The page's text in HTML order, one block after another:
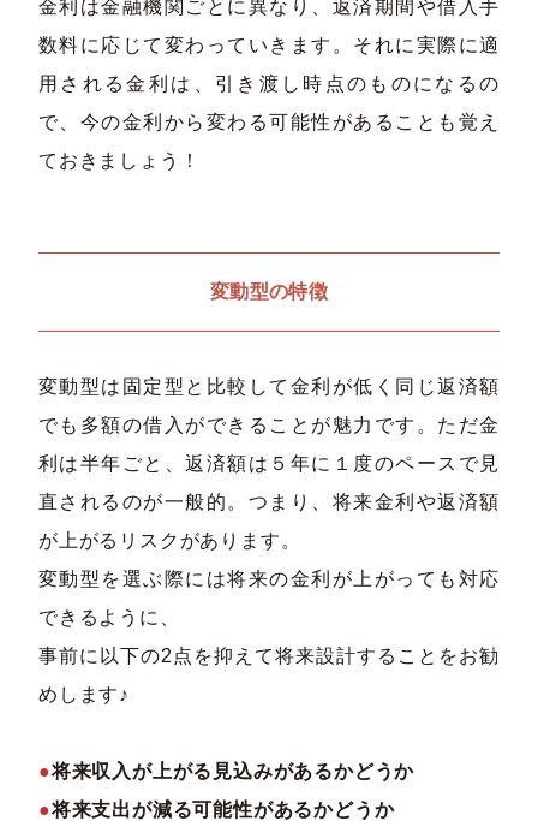
金利は金融機関ごとに異なり、返済期間や借入手
数料に応じて変わっていきます。それに実際に適
用される金利は、引き渡し時点のものになるの
で、今の金利から変わる可能性があることも覚え
ておきましょう！
変動型の特徴
変動型は固定型と比較して金利が低く同じ返済額
でも多額の借入ができることが魅力です。ただ金
利は半年ごと、返済額は５年に１度のペースで見
直されるのが一般的。つまり、将来金利や返済額
が上がるリスクがあります。
変動型を選ぶ際には将来の金利が上がっても対応
できるように、
事前に以下の2点を抑えて将来設計することをお勧
めします♪
●将来収入が上がる見込みがあるかどうか
●将来支出が減る可能性があるかどうか